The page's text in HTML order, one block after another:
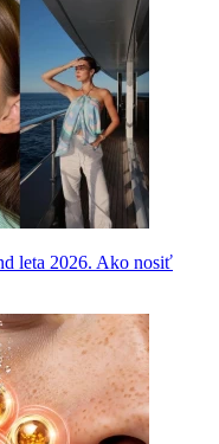
leta 2026. Ako nosiť